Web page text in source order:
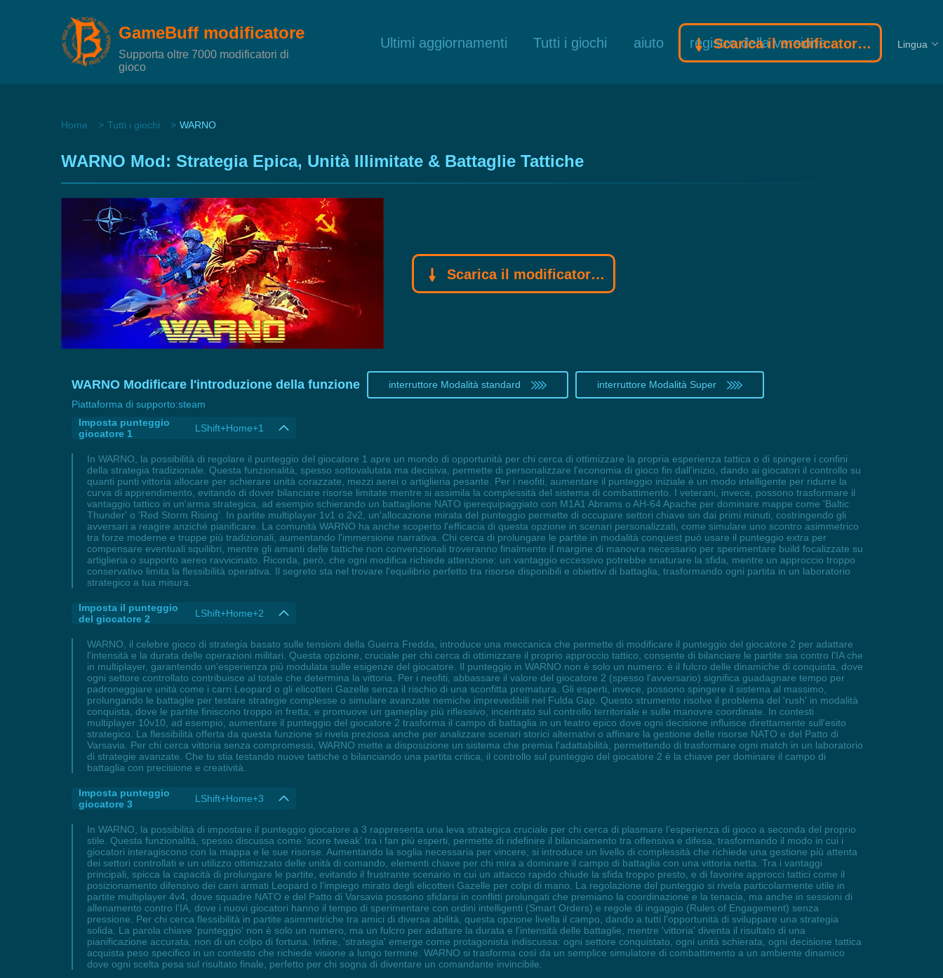
GameBuff modificatore
Supporta oltre 7000 modificatori di
gioco
Ultimi aggiornamenti Tutti i giochi aiuto registro della versione
Scarica il modificatore Gamebuff Lingua
Home Tutti i giochi WARNO
WARNO Mod: Strategia Epica, Unità Illimitate & Battaglie Tattiche
Scarica il modificatore Gamebuff
WARNO Modificare l'introduzione della funzione interruttore Modalità standard
interruttore Modalità Super
Piattaforma di supporto:steam
Imposta punteggio
giocatore 1
LShift+Home+1
In WARNO, la possibilità di regolare il punteggio del giocatore 1 apre un mondo di opportunità per chi cerca di ottimizzare la propria esperienza tattica o di spingere i confini
della strategia tradizionale. Questa funzionalità, spesso sottovalutata ma decisiva, permette di personalizzare l'economia di gioco fin dall'inizio, dando ai giocatori il controllo su
quanti punti vittoria allocare per schierare unità corazzate, mezzi aerei o artiglieria pesante. Per i neofiti, aumentare il punteggio iniziale è un modo intelligente per ridurre la
curva di apprendimento, evitando di dover bilanciare risorse limitate mentre si assimila la complessità del sistema di combattimento. I veterani, invece, possono trasformare il
vantaggio tattico in un'arma strategica, ad esempio schierando un battaglione NATO iperequipaggiato con M1A1 Abrams o AH-64 Apache per dominare mappe come 'Baltic
Thunder' o 'Red Storm Rising'. In partite multiplayer 1v1 o 2v2, un'allocazione mirata del punteggio permette di occupare settori chiave sin dai primi minuti, costringendo gli
avversari a reagire anziché pianificare. La comunità WARNO ha anche scoperto l'efficacia di questa opzione in scenari personalizzati, come simulare uno scontro asimmetrico
tra forze moderne e truppe più tradizionali, aumentando l'immersione narrativa. Chi cerca di prolungare le partite in modalità conquest può usare il punteggio extra per
compensare eventuali squilibri, mentre gli amanti delle tattiche non convenzionali troveranno finalmente il margine di manovra necessario per sperimentare build focalizzate su
artiglieria o supporto aereo ravvicinato. Ricorda, però, che ogni modifica richiede attenzione: un vantaggio eccessivo potrebbe snaturare la sfida, mentre un approccio troppo
conservativo limita la flessibilità operativa. Il segreto sta nel trovare l'equilibrio perfetto tra risorse disponibili e obiettivi di battaglia, trasformando ogni partita in un laboratorio
strategico a tua misura.
Imposta il punteggio
del giocatore 2
LShift+Home+2
WARNO, il celebre gioco di strategia basato sulle tensioni della Guerra Fredda, introduce una meccanica che permette di modificare il punteggio del giocatore 2 per adattare
l'intensità e la durata delle operazioni militari. Questa opzione, cruciale per chi cerca di ottimizzare il proprio approccio tattico, consente di bilanciare le partite sia contro l'IA che
in multiplayer, garantendo un'esperienza più modulata sulle esigenze del giocatore. Il punteggio in WARNO non è solo un numero: è il fulcro delle dinamiche di conquista, dove
ogni settore controllato contribuisce al totale che determina la vittoria. Per i neofiti, abbassare il valore del giocatore 2 (spesso l'avversario) significa guadagnare tempo per
padroneggiare unità come i carri Leopard o gli elicotteri Gazelle senza il rischio di una sconfitta prematura. Gli esperti, invece, possono spingere il sistema al massimo,
prolungando le battaglie per testare strategie complesse o simulare avanzate nemiche imprevedibili nel Fulda Gap. Questo strumento risolve il problema del 'rush' in modalità
conquista, dove le partite finiscono troppo in fretta, e promuove un gameplay più riflessivo, incentrato sul controllo territoriale e sulle manovre coordinate. In contesti
multiplayer 10v10, ad esempio, aumentare il punteggio del giocatore 2 trasforma il campo di battaglia in un teatro epico dove ogni decisione influisce direttamente sull'esito
strategico. La flessibilità offerta da questa funzione si rivela preziosa anche per analizzare scenari storici alternativi o affinare la gestione delle risorse NATO e del Patto di
Varsavia. Per chi cerca vittoria senza compromessi, WARNO mette a disposizione un sistema che premia l'adattabilità, permettendo di trasformare ogni match in un laboratorio
di strategie avanzate. Che tu stia testando nuove tattiche o bilanciando una partita critica, il controllo sul punteggio del giocatore 2 è la chiave per dominare il campo di
battaglia con precisione e creatività.
Imposta punteggio
giocatore 3
LShift+Home+3
In WARNO, la possibilità di impostare il punteggio giocatore a 3 rappresenta una leva strategica cruciale per chi cerca di plasmare l’esperienza di gioco a seconda del proprio
stile. Questa funzionalità, spesso discussa come 'score tweak' tra i fan più esperti, permette di ridefinire il bilanciamento tra offensiva e difesa, trasformando il modo in cui i
giocatori interagiscono con la mappa e le sue risorse. Aumentando la soglia necessaria per vincere, si introduce un livello di complessità che richiede una gestione più attenta
dei settori controllati e un utilizzo ottimizzato delle unità di comando, elementi chiave per chi mira a dominare il campo di battaglia con una vittoria netta. Tra i vantaggi
principali, spicca la capacità di prolungare le partite, evitando il frustrante scenario in cui un attacco rapido chiude la sfida troppo presto, e di favorire approcci tattici come il
posizionamento difensivo dei carri armati Leopard o l’impiego mirato degli elicotteri Gazelle per colpi di mano. La regolazione del punteggio si rivela particolarmente utile in
partite multiplayer 4v4, dove squadre NATO e del Patto di Varsavia possono sfidarsi in conflitti prolungati che premiano la coordinazione e la tenacia, ma anche in sessioni di
allenamento contro l’IA, dove i nuovi giocatori hanno il tempo di sperimentare con ordini intelligenti (Smart Orders) e regole di ingaggio (Rules of Engagement) senza
pressione. Per chi cerca flessibilità in partite asimmetriche tra amici di diversa abilità, questa opzione livella il campo, dando a tutti l’opportunità di sviluppare una strategia
solida. La parola chiave 'punteggio' non è solo un numero, ma un fulcro per adattare la durata e l’intensità delle battaglie, mentre 'vittoria' diventa il risultato di una
pianificazione accurata, non di un colpo di fortuna. Infine, 'strategia' emerge come protagonista indiscussa: ogni settore conquistato, ogni unità schierata, ogni decisione tattica
acquista peso specifico in un contesto che richiede visione a lungo termine. WARNO si trasforma così da un semplice simulatore di combattimento a un ambiente dinamico
dove ogni scelta pesa sul risultato finale, perfetto per chi sogna di diventare un comandante invincibile.